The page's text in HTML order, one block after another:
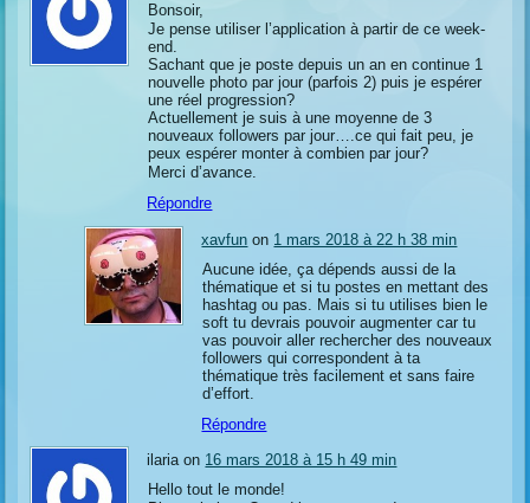
Bonsoir,
Je pense utiliser l’application à partir de ce week-
end.
Sachant que je poste depuis un an en continue 1
nouvelle photo par jour (parfois 2) puis je espérer
une réel progression?
Actuellement je suis à une moyenne de 3
nouveaux followers par jour….ce qui fait peu, je
peux espérer monter à combien par jour?
Merci d’avance.
Répondre
xavfun on 1 mars 2018 à 22 h 38 min
Aucune idée, ça dépends aussi de la
thématique et si tu postes en mettant des
hashtag ou pas. Mais si tu utilises bien le
soft tu devrais pouvoir augmenter car tu
vas pouvoir aller rechercher des nouveaux
followers qui correspondent à ta
thématique très facilement et sans faire
d’effort.
Répondre
ilaria on 16 mars 2018 à 15 h 49 min
Hello tout le monde!